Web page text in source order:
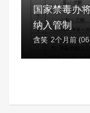
国家禁毒办
纳入管制
含笑 2个月前